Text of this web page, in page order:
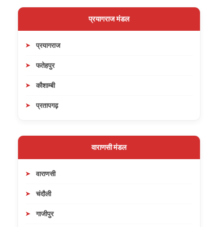
प्रयागराज मंडल
प्रयागराज
फतेहपुर
कौशाम्बी
प्रतापगढ़
वाराणसी मंडल
वाराणसी
चंदौली
गाजीपुर